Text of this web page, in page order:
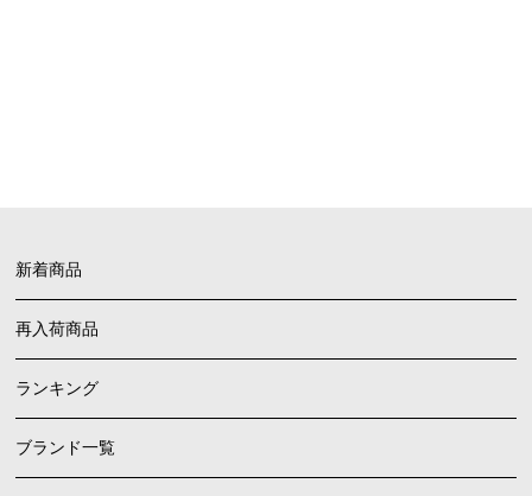
新着商品
再入荷商品
ランキング
ブランド一覧